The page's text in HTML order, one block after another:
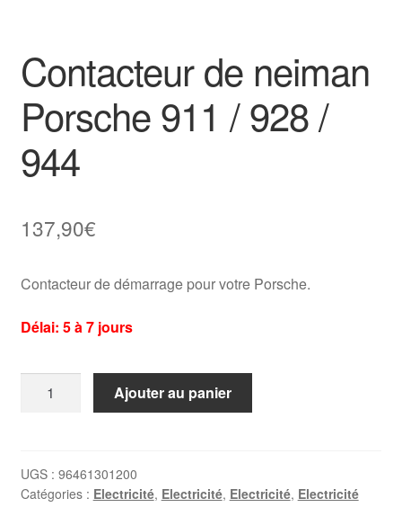
Contacteur de neiman
Porsche 911 / 928 /
944
137,90€
Contacteur de démarrage pour votre Porsche.
Délai: 5 à 7 jours
neiman
Porsche
Ajouter au panier
UGS : 96461301200
Catégories : Electricité, Electricité, Electricité, Electricité